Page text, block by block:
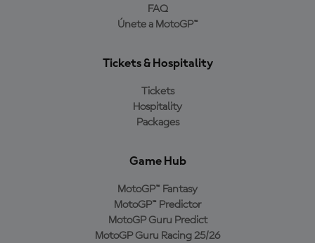
FAQ
Únete a MotoGP™
Tickets & Hospitality
Tickets
Hospitality
Packages
Game Hub
MotoGP™ Fantasy
MotoGP™ Predictor
MotoGP Guru Predict
MotoGP Guru Racing 25/26